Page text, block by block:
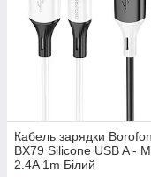
Кабель зарядки
BX79 Silicone USB A -
2.4A 1m Білий